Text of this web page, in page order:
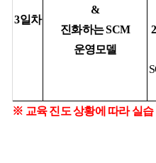
3일차
&
진화하는SCM
운영모델
※ 교육 진도 상황에 따라 실